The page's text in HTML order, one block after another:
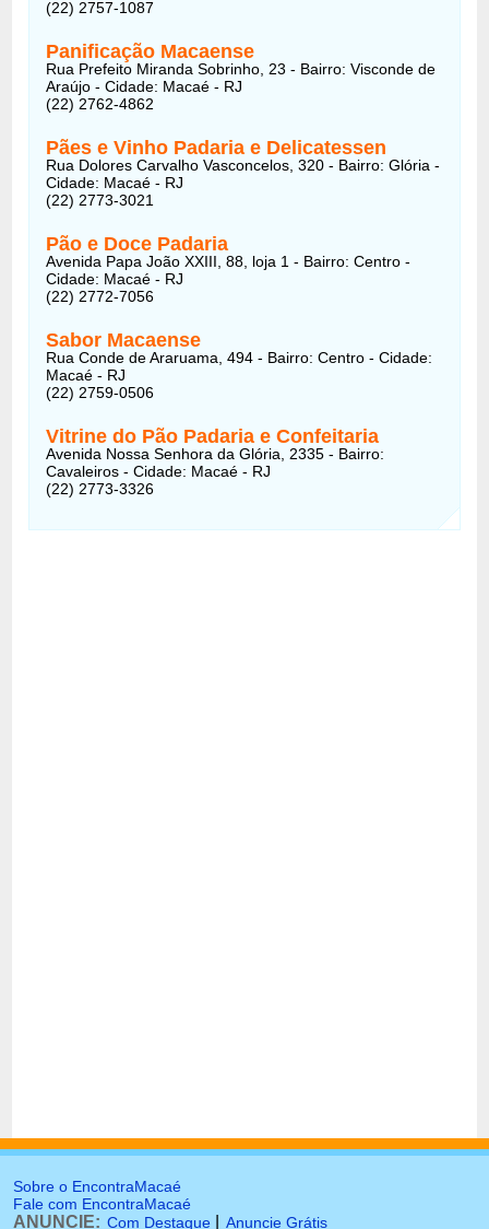
(22) 2757-1087
Panificação Macaense
Rua Prefeito Miranda Sobrinho, 23 - Bairro: Visconde de
Araújo - Cidade: Macaé - RJ
(22) 2762-4862
Pães e Vinho Padaria e Delicatessen
Rua Dolores Carvalho Vasconcelos, 320 - Bairro: Glória -
Cidade: Macaé - RJ
(22) 2773-3021
Pão e Doce Padaria
Avenida Papa João XXIII, 88, loja 1 - Bairro: Centro -
Cidade: Macaé - RJ
(22) 2772-7056
Sabor Macaense
Rua Conde de Araruama, 494 - Bairro: Centro - Cidade:
Macaé - RJ
(22) 2759-0506
Vitrine do Pão Padaria e Confeitaria
Avenida Nossa Senhora da Glória, 2335 - Bairro:
Cavaleiros - Cidade: Macaé - RJ
(22) 2773-3326
Sobre o EncontraMacaé
Fale com EncontraMacaé
ANUNCIE: Com Destaque Anuncie Grátis